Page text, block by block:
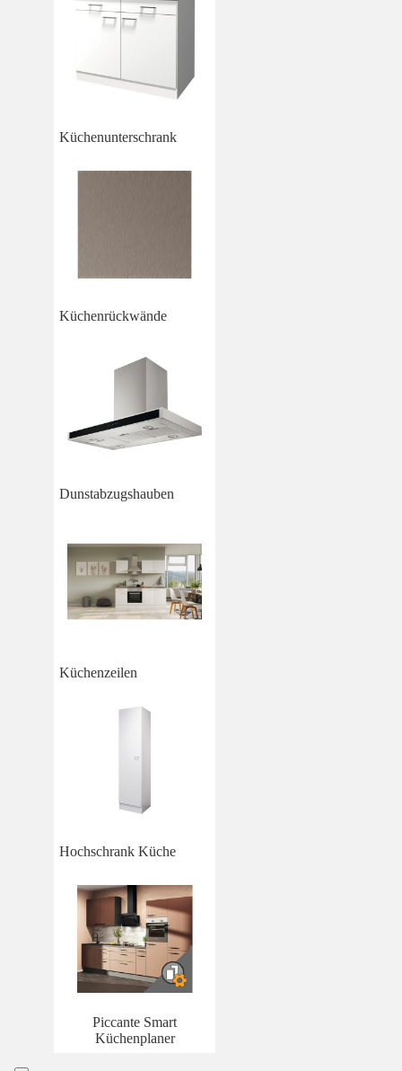
Küchenunterschrank
Küchenrückwände
Dunstabzugshauben
Küchenzeilen
Hochschrank Küche
Piccante Smart
Küchenplaner